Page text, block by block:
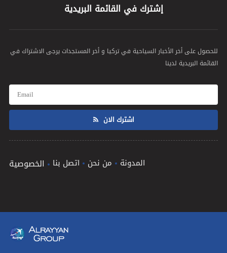
إشترك في القائمة البريدية
للحصول على أخر الأخبار السياحية في تركيا و أخر المستجدات يرجى الاشتراك في
القائمة البريدية لدينا
اشترك الان
الخصوصية اتصل بنا من نحن المدونة